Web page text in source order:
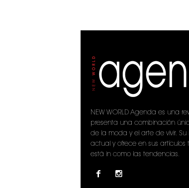
NEW WORLD Agenda es una
presenta una combinación
de la moda y el arte de vivir. Su
actual y ofrece en sus artículos
está in como las tendencias.